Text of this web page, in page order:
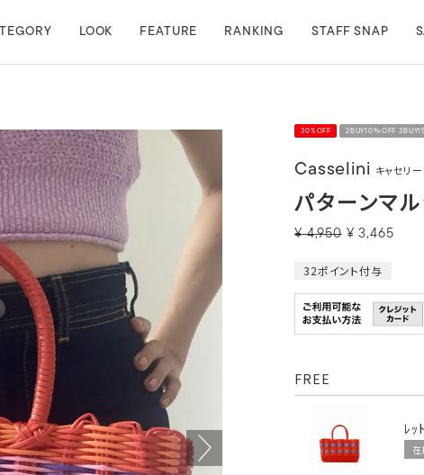
LOOK FEATURE RANKING STAFF SNAP
30%OFF 2BUY10％OFF
Casselini キャセリ
パターンマ
¥ 4,950 ¥ 3,465
32ポイント付与
FREE
ﾚｯ